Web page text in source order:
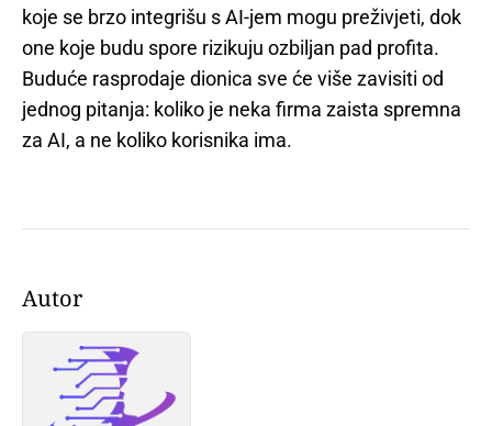
koje se brzo integrišu s AI-jem mogu preživjeti, dok
one koje budu spore rizikuju ozbiljan pad profita.
Buduće rasprodaje dionica sve će više zavisiti od
jednog pitanja: koliko je neka firma zaista spremna
za AI, a ne koliko korisnika ima.
Autor